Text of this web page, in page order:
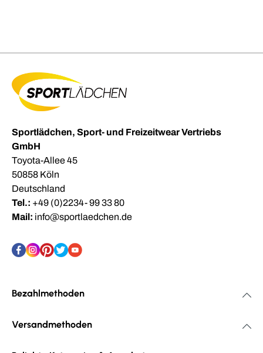
Sportlädchen, Sport- und Freizeitwear Vertriebs
GmbH
Toyota-Allee 45
50858 Köln
Deutschland
Tel.: +49 (0)2234- 99 33 80
Mail: info@sportlaedchen.de
Bezahlmethoden
Versandmethoden